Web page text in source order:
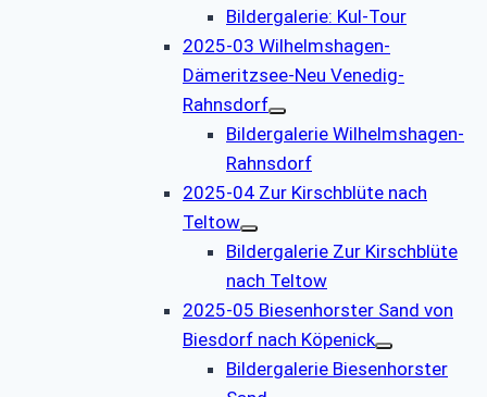
Bildergalerie: Kul-Tour
2025-03 Wilhelmshagen-
Dämeritzsee-Neu Venedig-
Rahnsdorf
Bildergalerie Wilhelmshagen-
Rahnsdorf
2025-04 Zur Kirschblüte nach
Teltow
Bildergalerie Zur Kirschblüte
nach Teltow
2025-05 Biesenhorster Sand von
Biesdorf nach Köpenick
Bildergalerie Biesenhorster